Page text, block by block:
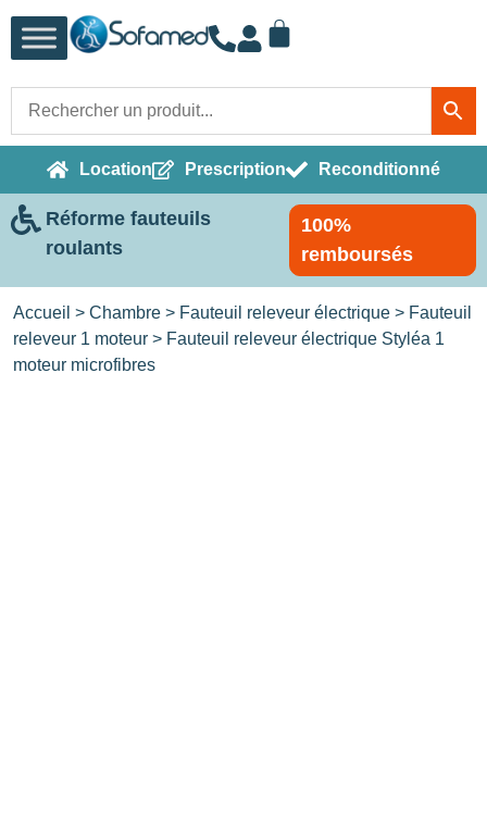
Location Prescription Reconditionné
Réforme fauteuils
roulants
100%
remboursés
Accueil > Chambre > Fauteuil releveur électrique > Fauteuil
releveur 1 moteur > Fauteuil releveur électrique Styléa 1
moteur microfibres